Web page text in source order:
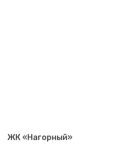
ЖК «Нагорный»